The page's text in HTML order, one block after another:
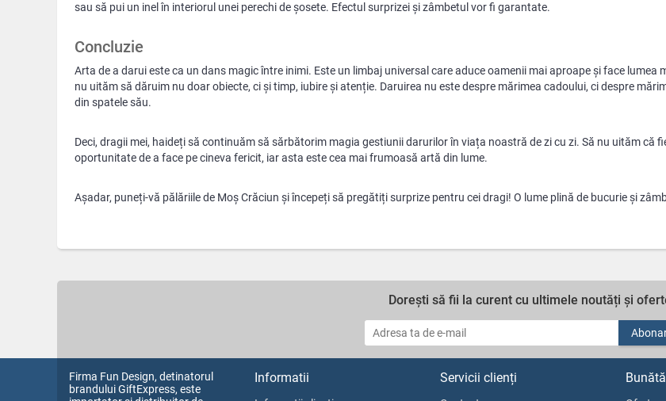
sau să pui un inel în interiorul unei perechi de șosete. Efectul surprizei și zâmbetul vor fi garantate.
Concluzie
Arta de a darui este ca un dans magic între inimi. Este un limbaj universal care aduce oamenii mai aproape și face lumea
nu uităm să dăruim nu doar obiecte, ci și timp, iubire și atenție. Daruirea nu este despre mărimea cadoului, ci despre
din spatele său.
Deci, dragii mei, haideți să continuăm să sărbătorim magia gestiunii darurilor în viața noastră de zi cu zi. Să nu uităm că
oportunitate de a face pe cineva fericit, iar asta este cea mai frumoasă artă din lume.
Așadar, puneți-vă pălăriile de Moș Crăciun și începeți să pregătiți surprize pentru cei dragi! O lume plină de bucurie și
Dorești să fii la curent cu ultimele noutăți și
Firma Fun Design, detinatorul
brandului GiftExpress, este
Informatii Servicii clienți